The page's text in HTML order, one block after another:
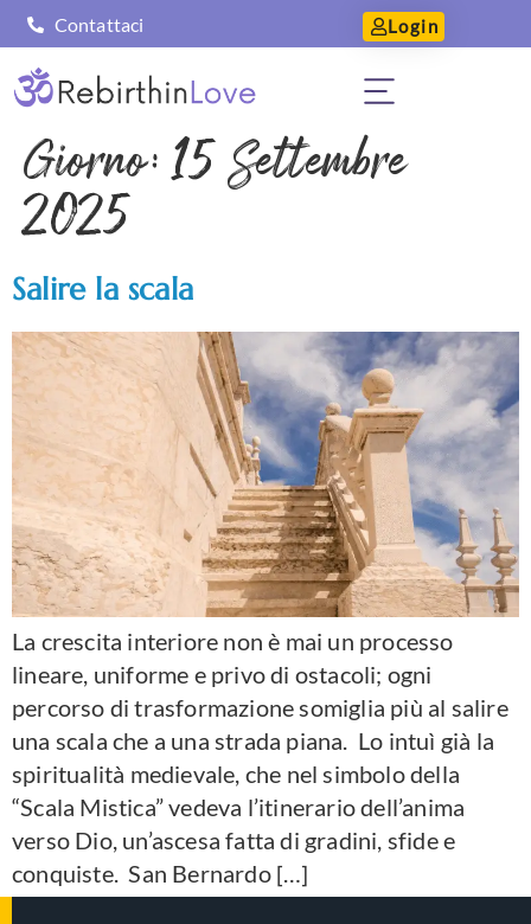
Contattaci Login
Giorno:15 Settembre
2025
Salire la scala
La crescita interiore non è mai un processo
lineare, uniforme e privo di ostacoli; ogni
percorso di trasformazione somiglia più al salire
una scala che a una strada piana. Lo intuì già la
spiritualità medievale, che nel simbolo della
“Scala Mistica” vedeva l’itinerario dell’anima
verso Dio, un’ascesa fatta di gradini, sfide e
conquiste. San Bernardo […]